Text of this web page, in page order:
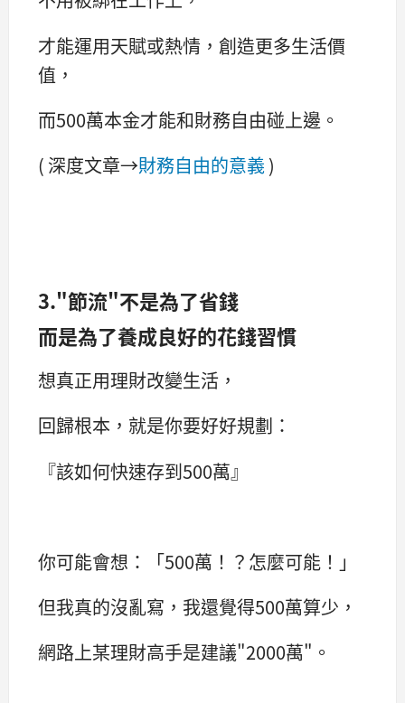
才能運用天賦或熱情，創造更多生活價
值，
而500萬本金才能和財務自由碰上邊。
( 深度文章→財務自由的意義)
3."節流"不是為了省錢
而是為了養成良好的花錢習慣
想真正用理財改變生活，
回歸根本，就是你要好好規劃：
『該如何快速存到500萬』
你可能會想：「500萬！？怎麼可能！」
但我真的沒亂寫，我還覺得500萬算少，
網路上某理財高手是建議"2000萬"。